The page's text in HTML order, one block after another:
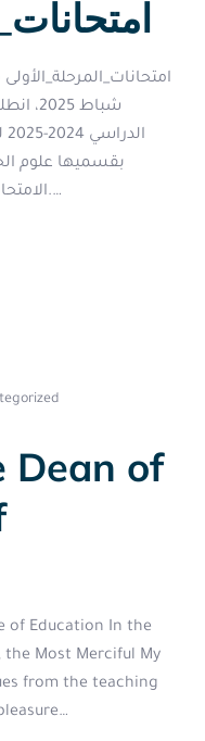
شباط
بقسميها علوم
الامتحانات أجواء منظمة يسودها الانضباط.…
Dean of
of Education In the
the Most Merciful My
from the teaching